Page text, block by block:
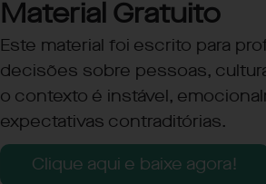
Material Gratuito
Este material foi escrito para
decisões sobre pessoas,
o contexto é instável,
expectativas contraditórias.
Clique aqui e baixe agora!